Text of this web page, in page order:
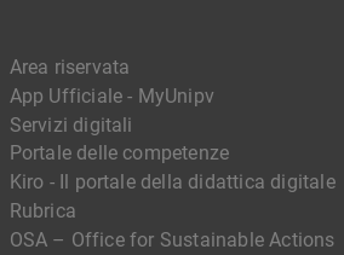
Area riservata
App Ufficiale - MyUnipv
Servizi digitali
Portale delle competenze
Kiro - Il portale della didattica digitale
Rubrica
OSA – Office for Sustainable Actions